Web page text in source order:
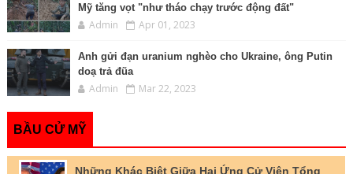
Mỹ tăng vọt "như tháo chạy trước động đất"
Admin Apr 01, 2023
Anh gửi đạn uranium nghèo cho Ukraine, ông Putin
doạ trả đũa
Admin Mar 22, 2023
BẦU CỬ MỸ
Những Khác Biệt Giữa Hai Ứng Cử Viên Tổng